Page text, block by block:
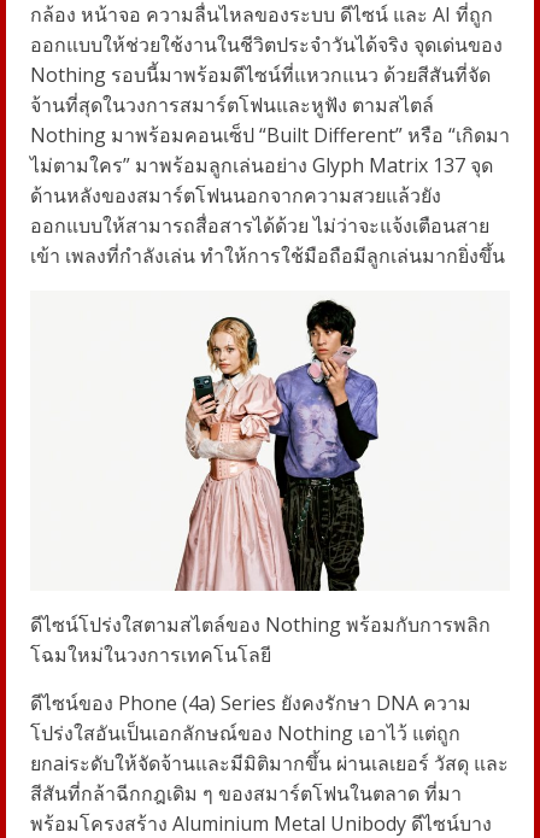
กล้อง หน้าจอ ความลื่นไหลของระบบ ดีไซน์ และ AI ที่ถูก
ออกแบบให้ช่วยใช้งานในชีวิตประจำวันได้จริง จุดเด่นของ
Nothing รอบนี้มาพร้อมดีไซน์ที่แหวกแนว ด้วยสีสันที่จัด
จ้านที่สุดในวงการสมาร์ตโฟนและหูฟัง ตามสไตล์
Nothing มาพร้อมคอนเซ็ป “Built Different”หรือ “เกิดมา
ไม่ตามใคร” มาพร้อมลูกเล่นอย่าง Glyph Matrix 137 จุด
ด้านหลังของสมาร์ตโฟนนอกจากความสวยแล้วยัง
ออกแบบให้สามารถสื่อสารได้ด้วย ไม่ว่าจะแจ้งเตือนสาย
เข้า เพลงที่กำลังเล่น ทำให้การใช้มือถือมีลูกเล่นมากยิ่งขึ้น
ดีไซน์โปร่งใสตามสไตล์ของ Nothingพร้อมกับการพลิก
โฉมใหม่ในวงการเทคโนโลยี
ดีไซน์ของ Phone (4a) Series ยังคงรักษา DNA ความ
โปร่งใสอันเป็นเอกลักษณ์ของ Nothing เอาไว้ แต่ถูก
ยกaiระดับให้จัดจ้านและมีมิติมากขึ้น ผ่านเลเยอร์ วัสดุ และ
สีสันที่กล้าฉีกกฎเดิม ๆ ของสมาร์ตโฟนในตลาด ที่มา
พร้อมโครงสร้าง Aluminium Metal Unibody ดีไซน์บาง